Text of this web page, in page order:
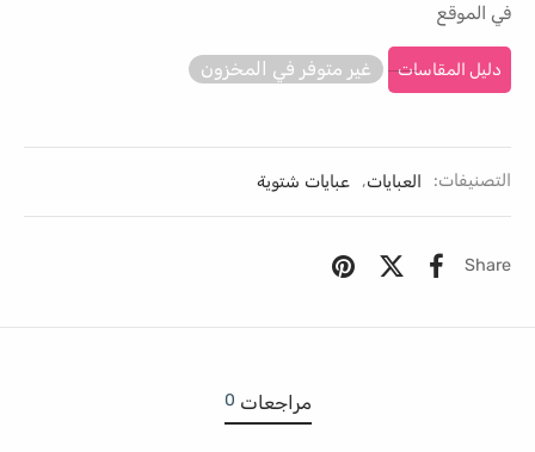
في الموقع
دليل المقاسات غير متوفر في المخزون
التصنيفات: العبايات, عبايات شتوية
Share
مراجعات 0